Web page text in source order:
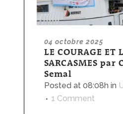
04 octobre 2025
LE COURAGE ET
SARCASMES par
Semal
Posted at 08:08h in
1 Comment